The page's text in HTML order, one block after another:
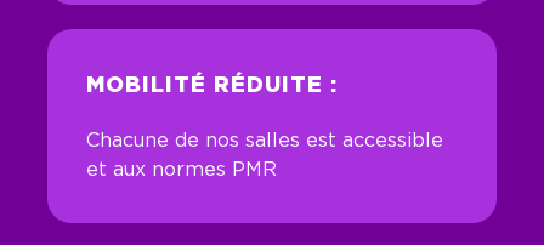
MOBILITÉ RÉDUITE :
Chacune de nos salles est accessible
et aux normes PMR